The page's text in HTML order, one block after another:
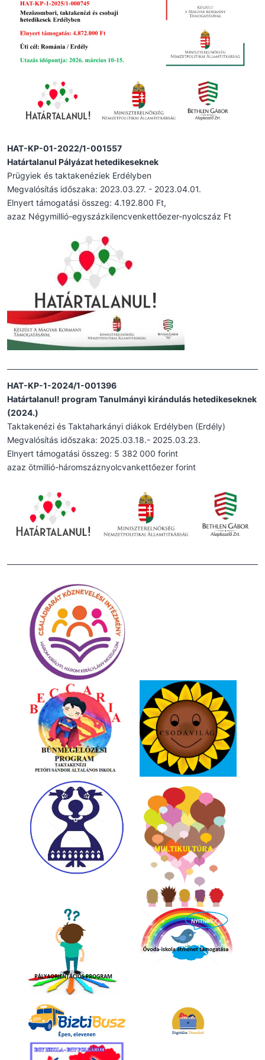
HAT-KP-01-2022/1-001557
Határtalanul Pályázat hetedikeseknek
Prügyiek és taktakenéziek Erdélyben
Megvalósítás időszaka: 2023.03.27. - 2023.04.01.
Elnyert támogatási összeg: 4.192.800 Ft,
azaz Négymillió-egyszázkilencvenkettőezer-nyolcszáz Ft
HAT-KP-1-2024/1-001396
Határtalanul! program Tanulmányi kirándulás hetedikeseknek
(2024.)
Taktakenézi és Taktaharkányi diákok Erdélyben (Erdély)
Megvalósítás időszaka: 2025.03.18.- 2025.03.23.
Elnyert támogatási összeg: 5 382 000 forint
azaz ötmillió-háromszáznyolcvankettőezer forint